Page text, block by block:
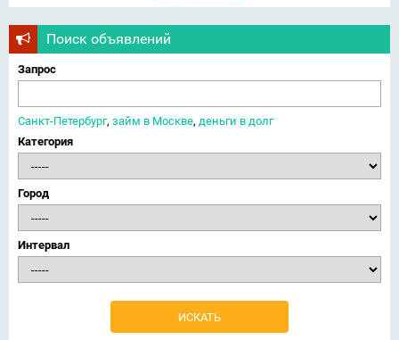
Поиск объявлений
Запрос
Санкт-Петербург, займ в Москве, деньги в долг
Категория
Город
Интервал